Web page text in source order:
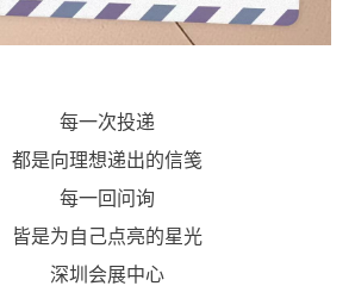
每一次投递
都是向理想递出的信笺
每一回问询
皆是为自己点亮的星光
深圳会展中心